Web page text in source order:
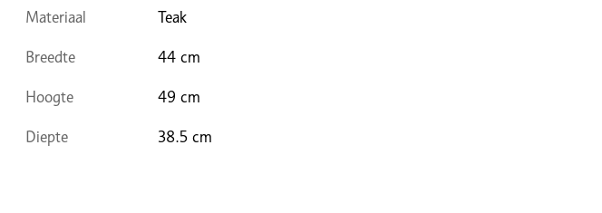
Materiaal Teak
Breedte 44 cm
Hoogte 49 cm
Diepte 38.5 cm